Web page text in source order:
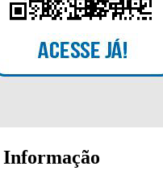
Informação